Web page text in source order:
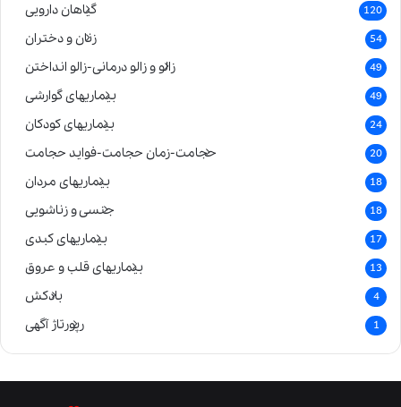
گیاهان دارویی 120
زنان و دختران 54
زالو و زالو درمانی-زالو انداختن 49
بیماریهای گوارشی 49
بیماریهای کودکان 24
حجامت-زمان حجامت-فواید حجامت 20
بیماریهای مردان 18
جنسی و زناشویی 18
بیماریهای کبدی 17
بیماریهای قلب و عروق 13
بادکش 4
رپورتاژ آگهی 1